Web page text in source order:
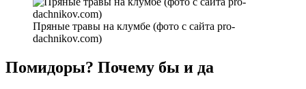
Пряные травы на клумбе (фото с сайта pro-
dachnikov.com)
Помидоры? Почему бы и да